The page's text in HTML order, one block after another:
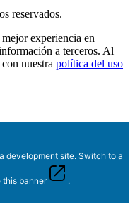
reservados.
experiencia en
a terceros. Al
nuestra política del uso
development site. Switch to a
this banner .